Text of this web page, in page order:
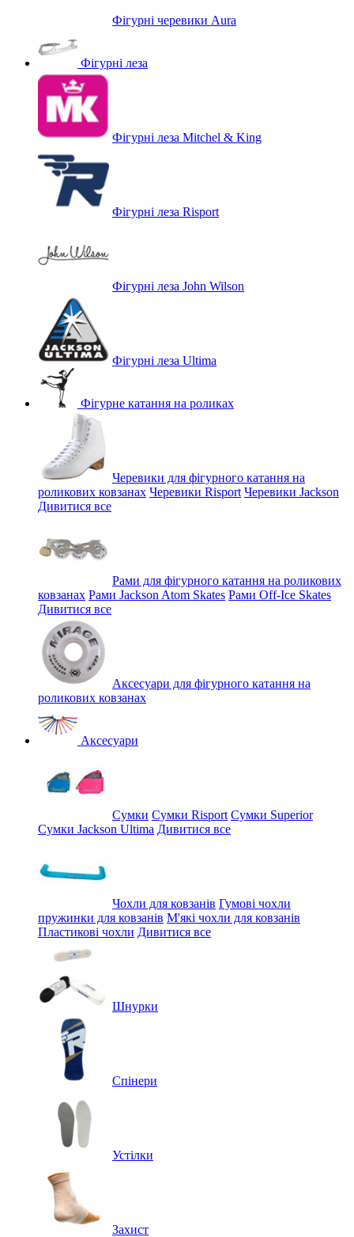
Фігурні черевики Aura
Фігурні леза
Фігурні леза Mitchel & King
Фігурні леза Risport
Фігурні леза John Wilson
Фігурні леза Ultima
Фігурне катання на роликах
Черевики для фігурного катання на
роликових ковзанах Черевики Risport Черевики Jackson
Дивитися все
Рами для фігурного катання на роликових
ковзанах Рами Jackson Atom Skates Рами Off-Ice Skates
Дивитися все
Аксесуари для фігурного катання на
роликових ковзанах
Аксесуари
Сумки Сумки Risport Сумки Superior
Сумки Jackson Ultima Дивитися все
Чохли для ковзанів Гумові чохли
пружинки для ковзанів М'які чохли для ковзанів
Пластикові чохли Дивитися все
Шнурки
Спінери
Устілки
Захист